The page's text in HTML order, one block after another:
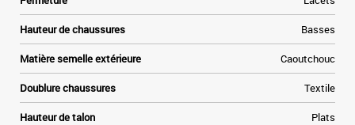
Hauteur de chaussures Basses
Matière semelle extérieure Caoutchouc
Doublure chaussures Textile
Hauteur de talon Plats